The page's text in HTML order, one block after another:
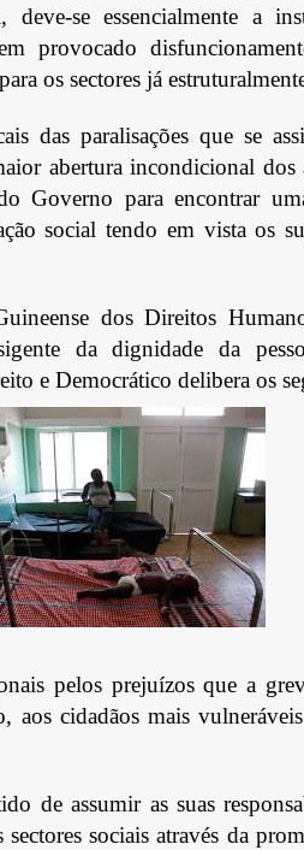
deve-se essencialmente a
provocado
os sectores já
das paralisações que se
abertura incondicional dos
Governo para encontrar
social tendo em vista os
dos Direitos
da dignidade da
e Democrático delibera os
pelos prejuízos que a
aos cidadãos mais
de assumir as suas
sociais através da